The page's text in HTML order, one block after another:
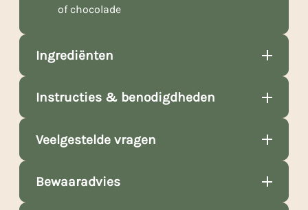
of chocolade
Ingrediënten
Instructies & benodigdheden
Veelgestelde vragen
Bewaaradvies